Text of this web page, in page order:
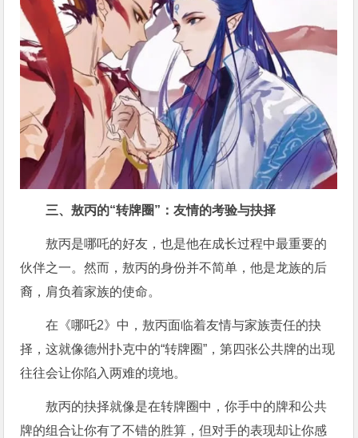
三、敖丙的“转牌圈”：友情的考验与抉择
敖丙是哪吒的好友，也是他在成长过程中最重要的
伙伴之一。然而，敖丙的身份并不简单，他是龙族的后
裔，肩负着家族的使命。
在《哪吒2》中，敖丙面临着友情与家族责任的抉
择，这就像德州扑克中的“转牌圈”，第四张公共牌的出现
往往会让你陷入两难的境地。
敖丙的抉择就像是在转牌圈中，你手中的牌和公共
牌的组合让你有了不错的胜算，但对手的表现却让你感